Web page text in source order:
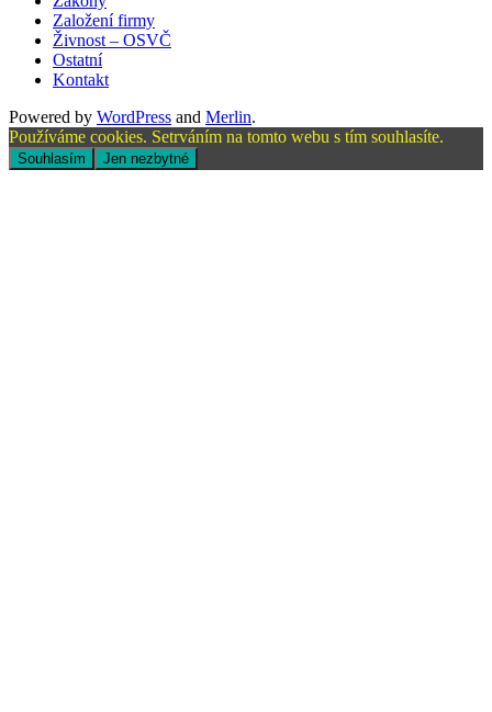
Založení firmy
Živnost – OSVČ
Ostatní
Kontakt
Powered by WordPress and Merlin.
Používáme cookies. Setrváním na tomto webu s tím souhlasíte.
Souhlasím Jen nezbytné